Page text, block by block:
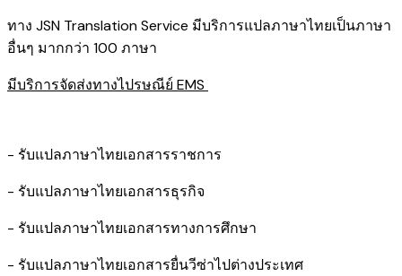
ทาง JSN Translation Service มีบริการแปลภาษาไทยเป็นภาษา
อื่นๆ มากกว่า 100 ภาษา
มีบริการจัดส่งทางไปรษณีย์ EMS
- รับแปลภาษาไทยเอกสารราชการ
- รับแปลภาษาไทยเอกสารธุรกิจ
- รับแปลภาษาไทยเอกสารทางการศึกษา
- รับแปลภาษาไทยเอกสารยื่นวีซ่าไปต่างประเทศ